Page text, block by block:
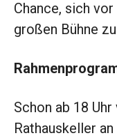
Chance, sich
großen Bühne
Schon ab 18
Rathauskeller